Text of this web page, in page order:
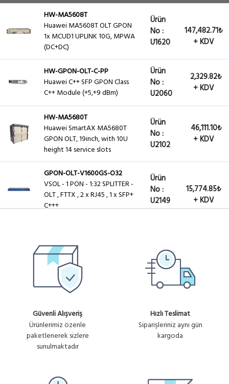
HW-MA5608T
Huawei MA5608T OLT GPON
1x MCUD1 UPLINK 10G, MPWA
(DC+DC)
Ürün
No :
U1620
147,482.71₺
+ KDV
HW-GPON-OLT-C-PP
Huawei C++ SFP GPON Class
C++ Module (+5,+9 dBm)
Ürün
No :
U2060
2,329.82₺
+ KDV
HW-MA5680T
Huawei SmartAX MA5680T
GPON OLT, 19inch, with 10U
height 14 service slots
Ürün
No :
U2102
46,111.10₺
+ KDV
GPON-OLT-V1600GS-O32
VSOL - 1 PON - 1:32 SPLITTER -
OLT , FTTX , 2 x RJ45 , 1 x SFP+
C+++
Ürün
No :
U2149
15,774.85₺
+ KDV
RJ45 , 2 x SFP+,2 SFP(1G), 8x
C+++
U2150
GPON-OLT-V1600G2-B
VSOL - 16 PON - OLT , FTTX , 4
x RJ45 , 4 x SFP+,,16x C+++
Ürün
U2151
GPON-OLT-V1600GS
VSOL - 1 PORT - OLT , FTTX , 2X
Ürün
GPON-OLT-V1600G0-B
Ürün
Güvenli Alışveriş
Ürünlerimiz özenle
paketlenerek sizlere
sunulmaktadır
Hızlı Teslimat
Siparişleriniz aynı gün
kargoda